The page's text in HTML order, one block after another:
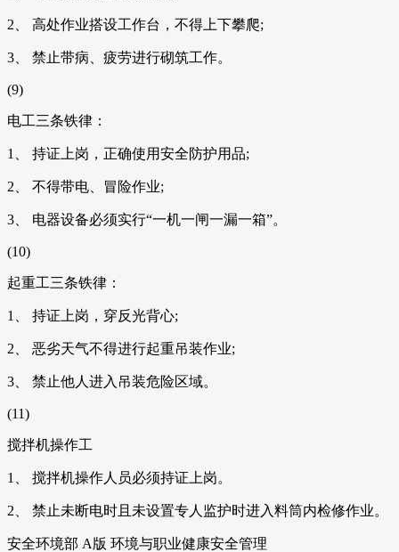
2、 高处作业搭设工作台，不得上下攀爬;
3、 禁止带病、疲劳进行砌筑工作。
(9)
电工三条铁律：
1、 持证上岗，正确使用安全防护用品;
2、 不得带电、冒险作业;
3、 电器设备必须实行“一机一闸一漏一箱”。
(10)
起重工三条铁律：
1、 持证上岗，穿反光背心;
2、 恶劣天气不得进行起重吊装作业;
3、 禁止他人进入吊装危险区域。
(11)
搅拌机操作工
1、 搅拌机操作人员必须持证上岗。
2、 禁止未断电时且未设置专人监护时进入料筒内检修作业。
安全环境部 A版 环境与职业健康安全管理